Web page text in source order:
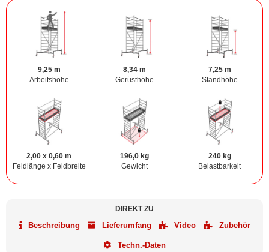
9,25 m
Arbeitshöhe
8,34 m
Gerüsthöhe
7,25 m
Standhöhe
2,00 x 0,60 m
Feldlänge x Feldbreite
196,0 kg
Gewicht
240 kg
Belastbarkeit
DIREKT ZU
Beschreibung Lieferumfang Video Zubehör
Techn.-Daten